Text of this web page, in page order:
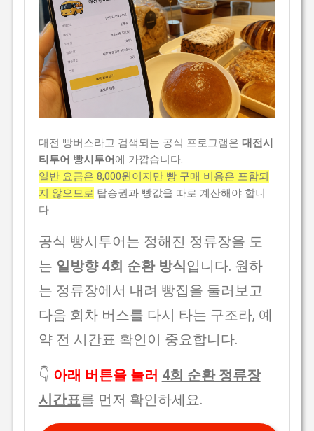
대전 빵버스라고 검색되는 공식 프로그램은 대전시
티투어 빵시투어 에 가깝습니다.
일반 요금은 8,000원이지만 빵 구매 비용은 포함되
지 않으므로 탑승권과 빵값을 따로 계산해야 합니
다.
공식 빵시투어는 정해진 정류장을 도
는 일방향 4회 순환 방식입니다. 원하
는 정류장에서 내려 빵집을 둘러보고
다음 회차 버스를 다시 타는 구조라, 예
약 전 시간표 확인이 중요합니다.
👇 아래 버튼을 눌러 4회 순환 정류장
시간표를 먼저 확인하세요.